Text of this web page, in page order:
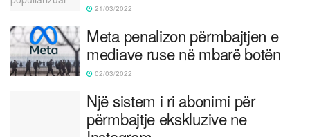
21/03/2022
Meta penalizon përmbajtjen e
mediave ruse në mbarë botën
02/03/2022
Një sistem i ri abonimi për
përmbajtje ekskluzive ne